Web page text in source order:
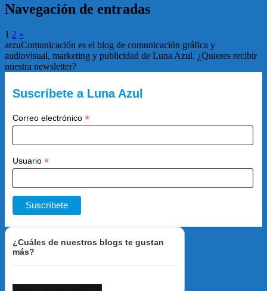
Navegación de entradas
1 2 »
arzuComunicación es el blog de comunicación gráfica y
audiovisual, marketing y publicidad de Luna Azul. ¿Quieres recibir
nuestra newsletter?
Suscríbete a Luna Azul
Correo electrónico *
Usuario *
¿Cuáles de nuestros blogs te gustan
más?